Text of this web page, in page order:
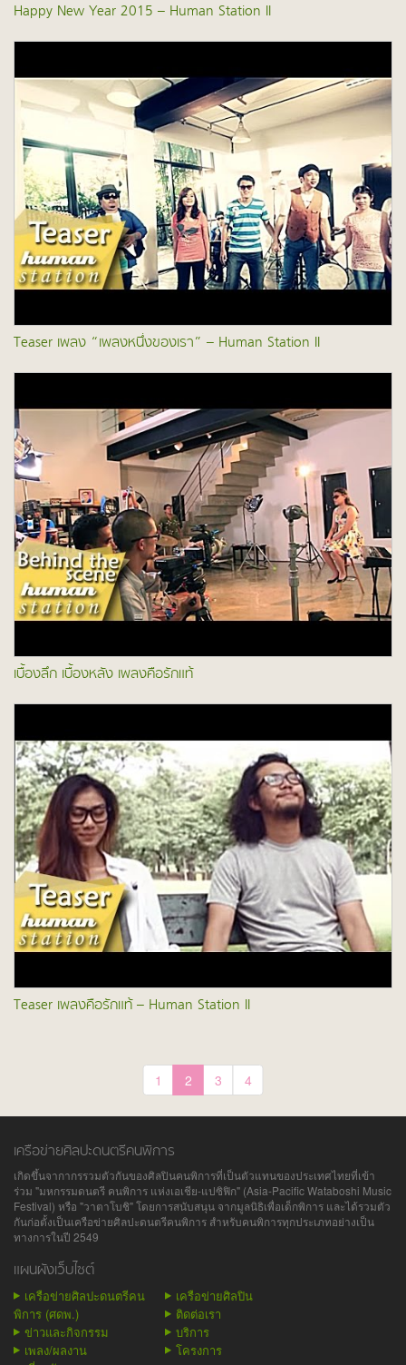
Happy New Year 2015 – Human Station II
Teaser เพลง “เพลงหนึ่งของเรา” – Human Station II
เบื้องลึก เบื้องหลัง เพลงคือรักแท้
Teaser เพลงคือรักแท้ – Human Station II
1 2 3 4
เครือข่ายศิลปะดนตรีคนพิการ
เกิดขึ้นจากากรรวมตัวกันของศิลปินคนพิการที่เป็นตัวแทนของประเทศไทยที่เข้า
ร่วม "มหกรรมดนตรี คนพิการ แห่งเอเชีย-แปซิฟิก" (Asia-Pacific Wataboshi Music
Festival) หรือ "วาตาโบชิ" โดยการสนับสนุน จากมูลนิธิเพื่อเด็กพิการ และได้รวมตัว
กันก่อตั้งเป็นเครือข่ายศิลปะดนตรีคนพิการ สำหรับคนพิการทุกประเภทอย่างเป็น
ทางการในปี 2549
แผนผังเว็บไซต์
เครือข่ายศิลปะดนตรีคน
พิการ (ศดพ.)
เครือข่ายศิลปิน
ติดต่อเรา
ข่าวและกิจกรรม
บริการ
เพลง/ผลงาน
โครงการ